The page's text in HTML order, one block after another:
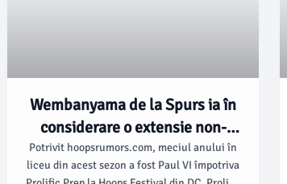
Wembanyama de la Spurs ia în
considerare o extensie non-
maximală?
Potrivit hoopsrumors.com, meciul anului în
liceu din acest sezon a fost Paul VI împotriva